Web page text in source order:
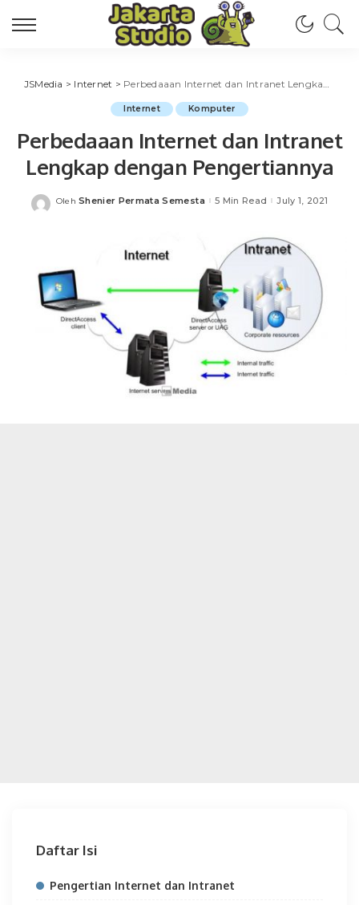
JSMedia > Internet > Perbedaaan Internet dan Intranet Lengkap dengan Pengertiannya
Internet Komputer
Perbedaaan Internet dan Intranet
Lengkap dengan Pengertiannya
Posted
Oleh Shenier Permata Semesta 5 Min Read July 1, 2021
Daftar Isi
Pengertian Internet dan Intranet